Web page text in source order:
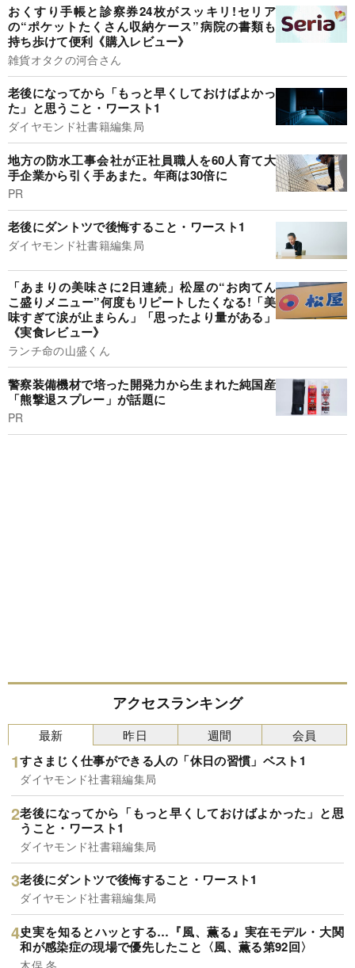
おくすり手帳と診察券24枚がスッキリ!セリア
の“ポケットたくさん収納ケース”病院の書類も
持ち歩けて便利《購入レビュー》
雑貨オタクの河合さん
老後になってから「もっと早くしておけばよかっ
た」と思うこと・ワースト1
ダイヤモンド社書籍編集局
地方の防水工事会社が正社員職人を60人育て大
手企業から引く手あまた。年商は30倍に
PR
老後にダントツで後悔すること・ワースト1
ダイヤモンド社書籍編集局
「あまりの美味さに2日連続」松屋の“お肉てん
こ盛りメニュー”何度もリピートしたくなる!「美
味すぎて涙が止まらん」「思ったより量がある」
《実食レビュー》
ランチ命の山盛くん
警察装備機材で培った開発力から生まれた純国産
「熊撃退スプレー」が話題に
PR
アクセスランキング
最新
すさまじく仕事ができる人の「休日の習慣」ベスト1
ダイヤモンド社書籍編集局
老後になってから「もっと早くしておけばよかった」と思
うこと・ワースト1
ダイヤモンド社書籍編集局
老後にダントツで後悔すること・ワースト1
ダイヤモンド社書籍編集局
史実を知るとハッとする…『風、薫る』実在モデル・大関
和が感染症の現場で優先したこと〈風、薫る第92回〉
木俣 冬
昨日 週間 会員